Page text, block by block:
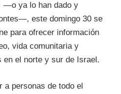
—o ya lo han dado y
este domingo 30 se
para ofrecer información
vida comunitaria y
en el norte y sur de Israel.
a personas de todo el